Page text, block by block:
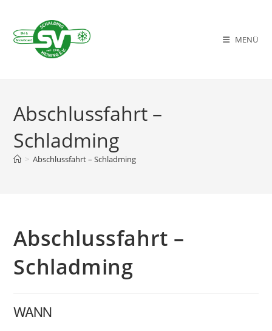
springen
MENÜ
Abschlussfahrt –
Schladming
> Abschlussfahrt – Schladming
Abschlussfahrt –
Schladming
WANN